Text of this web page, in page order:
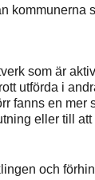
kommunerna
som är
utförda i
fanns en mer
eller till att
och